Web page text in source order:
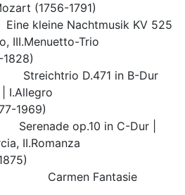
Mozart (1756-1791)
KV 525
III.Menuetto-Trio
(1797-1828)
D.471 in B-Dur
| I.Allegro
(1877-1969)
in C-Dur |
II.Romanza
(1838-1875)
Fantasie